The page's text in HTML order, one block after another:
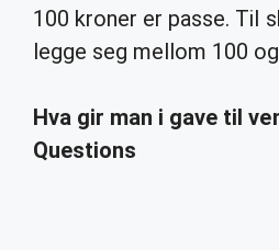
100 kroner er passe. Til
legge seg mellom 100
Hva gir man i gave til
Questions